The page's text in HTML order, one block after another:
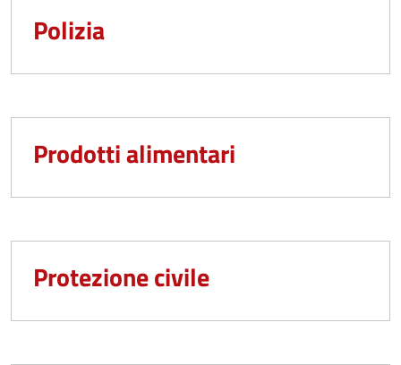
Polizia
Prodotti alimentari
Protezione civile